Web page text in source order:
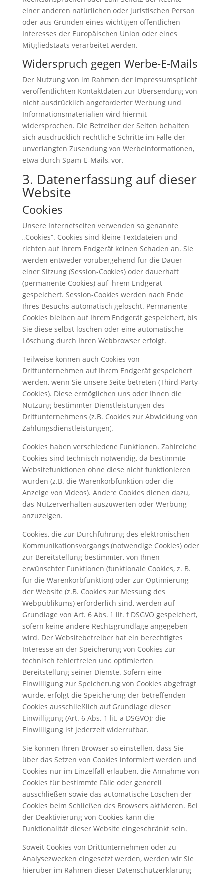
einer anderen natürlichen oder juristischen Person
oder aus Gründen eines wichtigen öffentlichen
Interesses der Europäischen Union oder eines
Mitgliedstaats verarbeitet werden.
Widerspruch gegen Werbe-E-Mails
Der Nutzung von im Rahmen der Impressumspflicht
veröffentlichten Kontaktdaten zur Übersendung von
nicht ausdrücklich angeforderter Werbung und
Informationsmaterialien wird hiermit
widersprochen. Die Betreiber der Seiten behalten
sich ausdrücklich rechtliche Schritte im Falle der
unverlangten Zusendung von Werbeinformationen,
etwa durch Spam-E-Mails, vor.
3. Datenerfassung auf dieser
Website
Cookies
Unsere Internetseiten verwenden so genannte
„Cookies“. Cookies sind kleine Textdateien und
richten auf Ihrem Endgerät keinen Schaden an. Sie
werden entweder vorübergehend für die Dauer
einer Sitzung (Session-Cookies) oder dauerhaft
(permanente Cookies) auf Ihrem Endgerät
gespeichert. Session-Cookies werden nach Ende
Ihres Besuchs automatisch gelöscht. Permanente
Cookies bleiben auf Ihrem Endgerät gespeichert, bis
Sie diese selbst löschen oder eine automatische
Löschung durch Ihren Webbrowser erfolgt.
Teilweise können auch Cookies von
Drittunternehmen auf Ihrem Endgerät gespeichert
werden, wenn Sie unsere Seite betreten (Third-Party-
Cookies). Diese ermöglichen uns oder Ihnen die
Nutzung bestimmter Dienstleistungen des
Drittunternehmens (z.B. Cookies zur Abwicklung von
Zahlungsdienstleistungen).
Cookies haben verschiedene Funktionen. Zahlreiche
Cookies sind technisch notwendig, da bestimmte
Websitefunktionen ohne diese nicht funktionieren
würden (z.B. die Warenkorbfunktion oder die
Anzeige von Videos). Andere Cookies dienen dazu,
das Nutzerverhalten auszuwerten oder Werbung
anzuzeigen.
Cookies, die zur Durchführung des elektronischen
Kommunikationsvorgangs (notwendige Cookies) oder
zur Bereitstellung bestimmter, von Ihnen
erwünschter Funktionen (funktionale Cookies, z. B.
für die Warenkorbfunktion) oder zur Optimierung
der Website (z.B. Cookies zur Messung des
Webpublikums) erforderlich sind, werden auf
Grundlage von Art. 6 Abs. 1 lit. f DSGVO gespeichert,
sofern keine andere Rechtsgrundlage angegeben
wird. Der Websitebetreiber hat ein berechtigtes
Interesse an der Speicherung von Cookies zur
technisch fehlerfreien und optimierten
Bereitstellung seiner Dienste. Sofern eine
Einwilligung zur Speicherung von Cookies abgefragt
wurde, erfolgt die Speicherung der betreffenden
Cookies ausschließlich auf Grundlage dieser
Einwilligung (Art. 6 Abs. 1 lit. a DSGVO); die
Einwilligung ist jederzeit widerrufbar.
Sie können Ihren Browser so einstellen, dass Sie
über das Setzen von Cookies informiert werden und
Cookies nur im Einzelfall erlauben, die Annahme von
Cookies für bestimmte Fälle oder generell
ausschließen sowie das automatische Löschen der
Cookies beim Schließen des Browsers aktivieren. Bei
der Deaktivierung von Cookies kann die
Funktionalität dieser Website eingeschränkt sein.
Soweit Cookies von Drittunternehmen oder zu
Analysezwecken eingesetzt werden, werden wir Sie
hierüber im Rahmen dieser Datenschutzerklärung